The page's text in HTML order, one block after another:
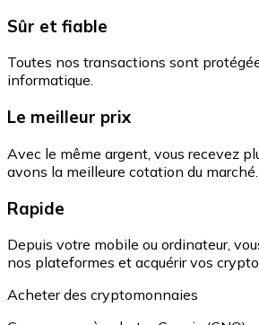
Sûr et fiable
Toutes nos transactions sont
informatique.
Le meilleur prix
Avec le même argent, vous recevez
avons la meilleure cotation du marché.
Rapide
Depuis votre mobile ou ordinateur,
nos plateformes et acquérir vos
Acheter des cryptomonnaies